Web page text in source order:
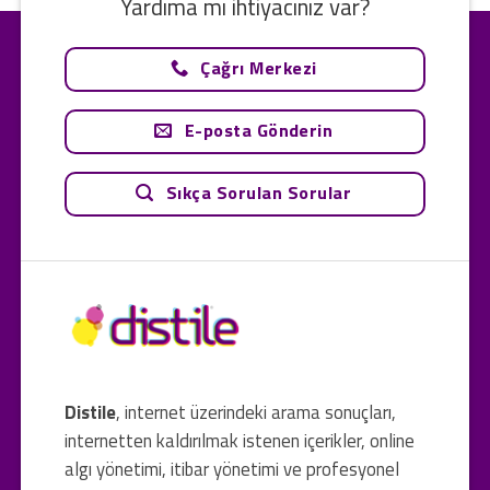
Distile, internet üzerindeki arama sonuçları,
internetten kaldırılmak istenen içerikler, online
algı yönetimi, itibar yönetimi ve profesyonel
Çağrı Merkezi
E-posta Gönderin
Sıkça Sorulan Sorular